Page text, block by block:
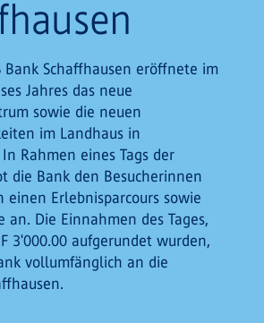
Bank Schaffhausen eröffnete im
Jahres das neue
sowie die neuen
im Landhaus in
Rahmen eines Tags der
die Bank den Besucherinnen
einen Erlebnisparcours sowie
an. Die Einnahmen des Tages,
3'000.00 aufgerundet wurden,
vollumfänglich an die